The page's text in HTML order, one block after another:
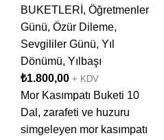
BUKETLERİ , Öğretmenler
Günü, Özür Dileme,
Sevgililer Günü, Yıl
Dönümü, Yılbaşı
₺1.800,00 + KDV
Mor Kasımpatı Buketi 10
Dal, zarafeti ve huzuru
simgeleyen mor kasımpatı